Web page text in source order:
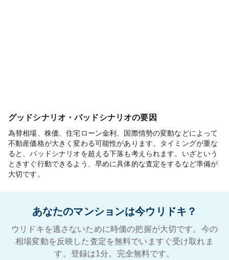
グッドシナリオ・バッドシナリオの要因
為替相場、株価、住宅ローン金利、国際情勢の変動などによって
不動産価格が大きく変わる可能性があります。タイミングが重な
ると、バッドシナリオを超える下落も考えられます。いざという
ときすぐ行動できるよう、早めに具体的な査定をするなど準備が
大切です。
あなたのマンションは今ウリドキ？
ウリドキを逃さないために時価の把握が大切です。今の
相場変動を反映した査定を無料でいますぐ受け取れま
す。登録は1分。完全無料です。